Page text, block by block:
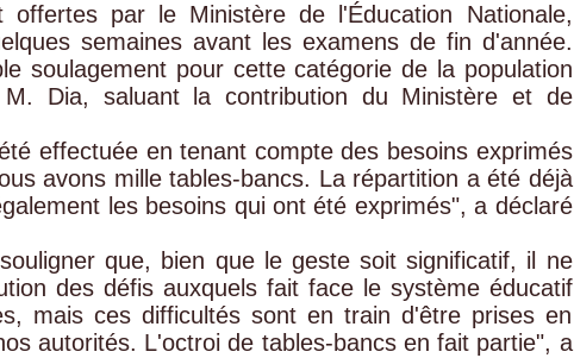
offertes par le Ministère de l'Éducation Nationale,
semaines avant les examens de fin d'année.
soulagement pour cette catégorie de la population
Dia, saluant la contribution du Ministère et de
effectuée en tenant compte des besoins exprimés
avons mille tables-bancs. La répartition a été déjà
les besoins qui ont été exprimés", a déclaré
que, bien que le geste soit significatif, il ne
des défis auxquels fait face le système éducatif
mais ces difficultés sont en train d'être prises en
autorités. L'octroi de tables-bancs en fait partie", a